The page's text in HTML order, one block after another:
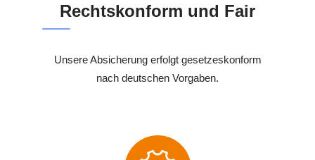
Rechtskonform und Fair
Unsere Absicherung erfolgt gesetzeskonform
nach deutschen Vorgaben.